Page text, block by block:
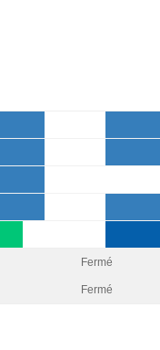
Fermé
Fermé